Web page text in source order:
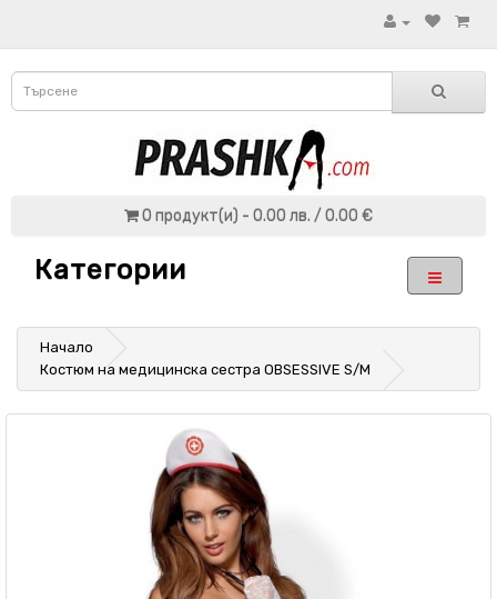
0 продукт(и) - 0.00 лв. / 0.00 €
Категории
Начало
Костюм на медицинска сестра OBSESSIVE S/M